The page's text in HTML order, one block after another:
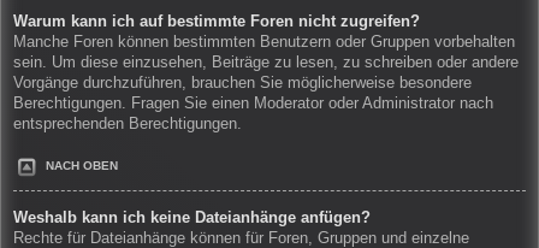
Warum kann ich auf bestimmte Foren nicht zugreifen?
Manche Foren können bestimmten Benutzern oder Gruppen vorbehalten
sein. Um diese einzusehen, Beiträge zu lesen, zu schreiben oder andere
Vorgänge durchzuführen, brauchen Sie möglicherweise besondere
Berechtigungen. Fragen Sie einen Moderator oder Administrator nach
entsprechenden Berechtigungen.
NACH OBEN
Weshalb kann ich keine Dateianhänge anfügen?
Rechte für Dateianhänge können für Foren, Gruppen und einzelne